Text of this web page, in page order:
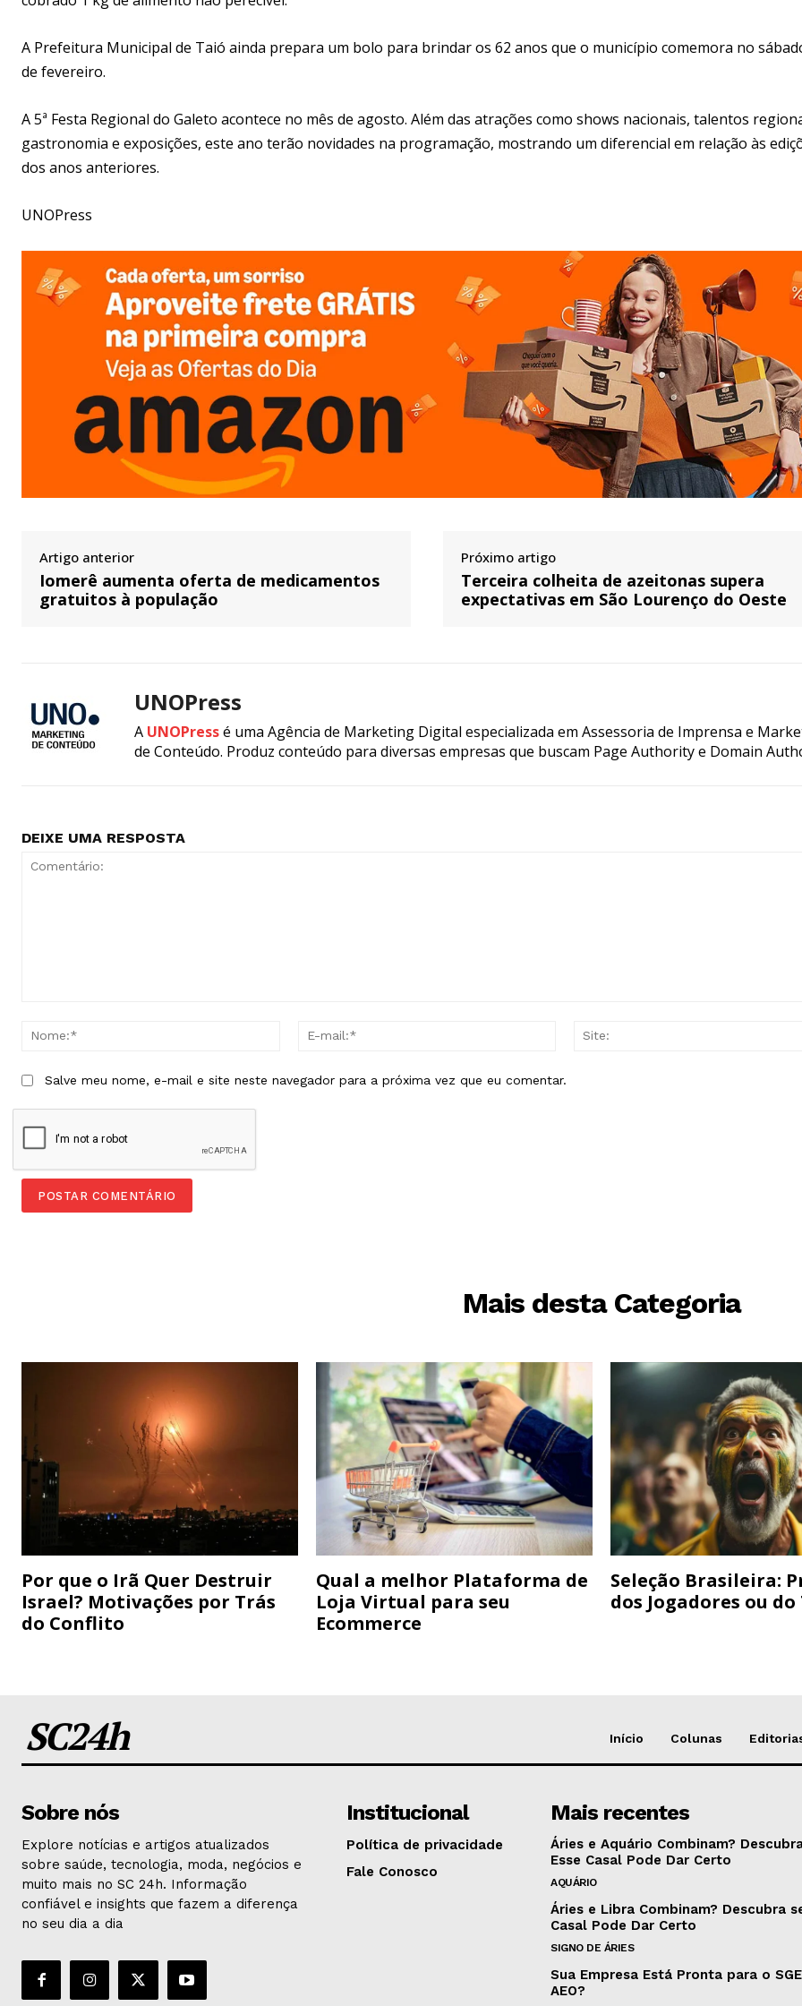
A Prefeitura Municipal de Taió ainda prepara um bolo para brindar os 62 anos que o município comemora no
de fevereiro.
A 5ª Festa Regional do Galeto acontece no mês de agosto. Além das atrações como shows nacionais, talentos
gastronomia e exposições, este ano terão novidades na programação, mostrando um diferencial em relação às
dos anos anteriores.
UNOPress
Artigo anterior
Iomerê aumenta oferta de medicamentos
gratuitos à população
Próximo artigo
Terceira colheita de azeitonas supera
expectativas em São Lourenço do Oeste
UNOPress
A UNOPressé uma Agência de Marketing Digital especializada em Assessoria de Imprensa e
de Conteúdo. Produz conteúdo para diversas empresas que buscam Page Authority e Domain
DEIXE UMA RESPOSTA
Nome:*
Salve meu nome, e-mail e site neste navegador para a próxima vez que eu comentar.
Mais desta Categoria
Por que o Irã Quer Destruir
Israel? Motivações por Trás
do Conflito
Qual a melhor Plataforma de
Loja Virtual para seu
Ecommerce
Seleção Brasileira:
dos Jogadores ou do
SC24h Início Colunas
Sobre nós
Explore notícias e artigos atualizados
sobre saúde, tecnologia, moda, negócios e
muito mais no SC 24h. Informação
confiável e insights que fazem a diferença
no seu dia a dia
Institucional
Política de privacidade
Fale Conosco
Mais recentes
Áries e Aquário Combinam?
Esse Casal Pode Dar Certo
AQUÁRIO
Áries e Libra Combinam? Descubra
Casal Pode Dar Certo
SIGNO DE ÁRIES
Sua Empresa Está Pronta para o
AEO?